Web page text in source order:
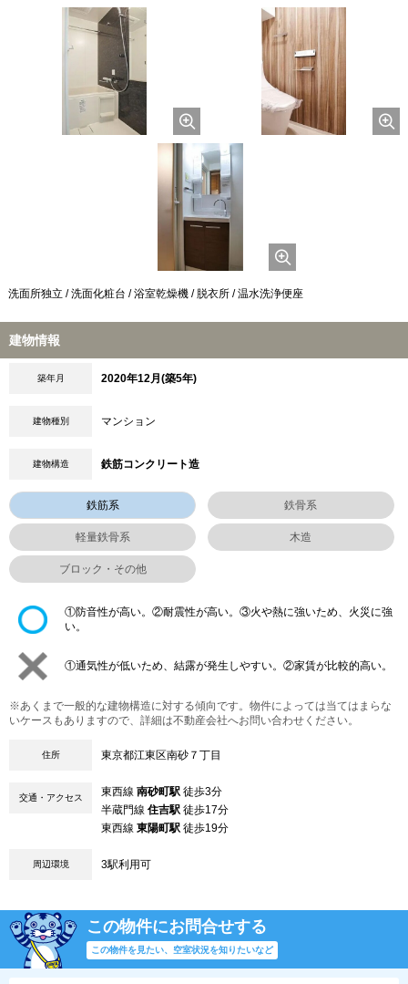
洗面所独立 / 洗面化粧台 / 浴室乾燥機 / 脱衣所 / 温水洗浄便座
建物情報
築年月 2020年12月(築5年)
建物種別 マンション
建物構造 鉄筋コンクリート造
鉄筋系 鉄骨系
軽量鉄骨系 木造
ブロック・その他
①防音性が高い。②耐震性が高い。③火や熱に強いため、火災に強
い。
①通気性が低いため、結露が発生しやすい。②家賃が比較的高い。
※あくまで一般的な建物構造に対する傾向です。物件によっては当てはまらな
いケースもありますので、詳細は不動産会社へお問い合わせください。
住所 東京都江東区南砂７丁目
交通・アクセス 東西線 南砂町駅 徒歩3分
半蔵門線 住吉駅 徒歩17分
東西線 東陽町駅 徒歩19分
周辺環境 3駅利用可
この物件にお問合せする
この物件を見たい、空室状況を知りたいなど